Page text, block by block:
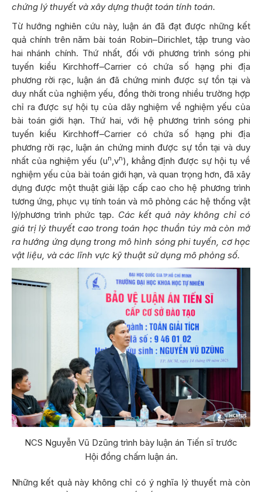
chứng lý thuyết và xây dựng thuật toán tính toán.
Từ hướng nghiên cứu này, luận án đã đạt được những kết
quả chính trên năm bài toán Robin–Dirichlet, tập trung vào
hai nhánh chính. Thứ nhất, đối với phương trình sóng phi
tuyến kiểu Kirchhoff–Carrier có chứa số hạng phi địa
phương rời rạc, luận án đã chứng minh được sự tồn tại và
duy nhất của nghiệm yếu, đồng thời trong nhiều trường hợp
chỉ ra được sự hội tụ của dãy nghiệm về nghiệm yếu của
bài toán giới hạn. Thứ hai, với hệ phương trình sóng phi
tuyến kiểu Kirchhoff–Carrier có chứa số hạng phi địa
phương rời rạc, luận án chứng minh được sự tồn tại và duy
nhất của nghiệm yếu (un,vn), khẳng định được sự hội tụ về
nghiệm yếu của bài toán giới hạn, và quan trọng hơn, đã xây
dựng được một thuật giải lặp cấp cao cho hệ phương trình
tương ứng, phục vụ tính toán và mô phỏng các hệ thống vật
lý/phương trình phức tạp. Các kết quả này không chỉ có
giá trị lý thuyết cao trong toán học thuần túy mà còn mở
ra hướng ứng dụng trong mô hình sóng phi tuyến, cơ học
vật liệu, và các lĩnh vực kỹ thuật sử dụng mô phỏng số.
NCS Nguyễn Vũ Dzũng trình bày luận án Tiến sĩ trước
Hội đồng chấm luận án.
Những kết quả này không chỉ có ý nghĩa lý thuyết mà còn